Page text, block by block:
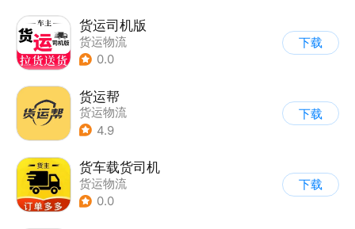
货运司机版
货运物流
0.0
下载
货运帮
货运物流
4.9
下载
货车载货司机
货运物流
0.0
下载